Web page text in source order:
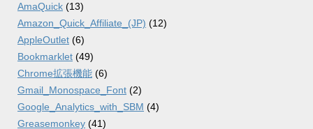
AmaQuick (13)
Amazon_Quick_Affiliate_(JP) (12)
AppleOutlet (6)
Bookmarklet (49)
Chrome拡張機能 (6)
Gmail_Monospace_Font (2)
Google_Analytics_with_SBM (4)
Greasemonkey (41)